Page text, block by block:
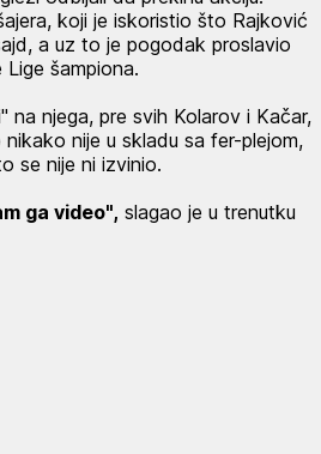
koji je iskoristio što Rajković
a uz to je pogodak proslavio
šampiona.
na njega, pre svih Kolarov i Kačar,
nije u skladu sa fer-plejom,
se nije ni izvinio.
ga video", slagao je u trenutku